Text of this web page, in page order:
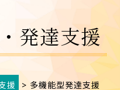
発達支援
援
> 多機能型発達支援